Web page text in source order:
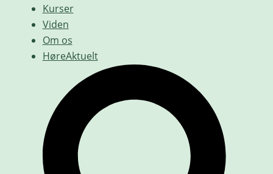
Kurser
Viden
Om os
HøreAktuelt